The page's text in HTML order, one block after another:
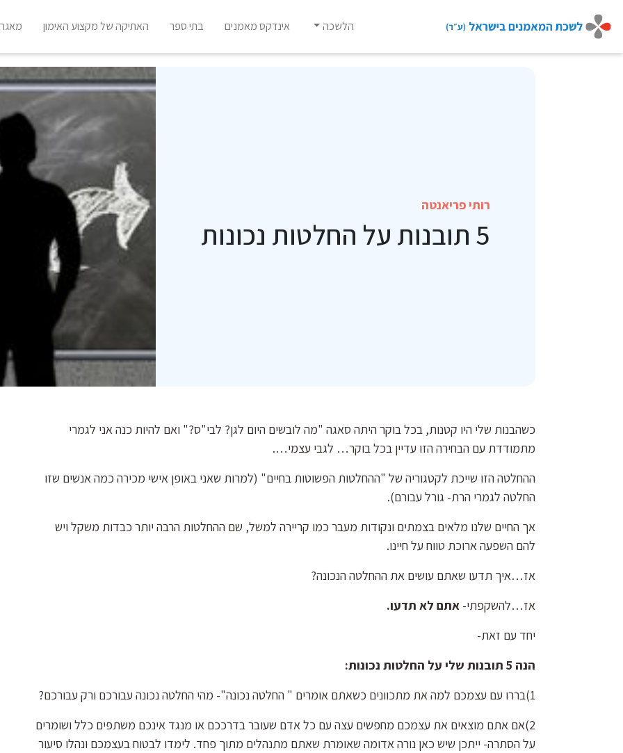
to
הלשכה אינדקס מאמנים בתי ספר האתיקה של מקצוע האימון
רותי פריאנטה
5 תובנות על החלטות נכונות
כשהבנות שלי היו קטנות, בכל בוקר היתה סאגה "מה לובשים היום לגן? לבי"ס?" ואם להיות כנה אני לגמרי
מתמודדת עם הבחירה הזו עדיין בכל בוקר… לגבי עצמי….
ההחלטה הזו שייכת לקטגוריה של "ההחלטות הפשוטות בחיים" (למרות שאני באופן אישי מכירה כמה אנשים שזו
החלטה לגמרי הרת- גורל עבורם).
אך החיים שלנו מלאים בצמתים ונקודות מעבר כמו קריירה למשל, שם ההחלטות הרבה יותר כבדות משקל ויש
להם השפעה ארוכת טווח על חיינו.
אז…איך תדעו שאתם עושים את ההחלטה הנכונה?
אז…להשקפתי- אתם לא תדעו.
יחד עם זאת-
הנה 5 תובנות שלי על החלטות נכונות:
1)בררו עם עצמכם למה את מתכוונים כשאתם אומרים " החלטה נכונה"- מהי החלטה נכונה עבורכם ורק עבורכם?
2)אם אתם מוצאים את עצמכם מחפשים עצה עם כל אדם שעובר בדרככם או מנגד אינכם משתפים כלל ושומרים
על הסתרה- ייתכן שיש כאן נורה אדומה שאומרת שאתם מתנהלים מתוך פחד. לימדו לבטוח בעצמכם ונהלו סיעור